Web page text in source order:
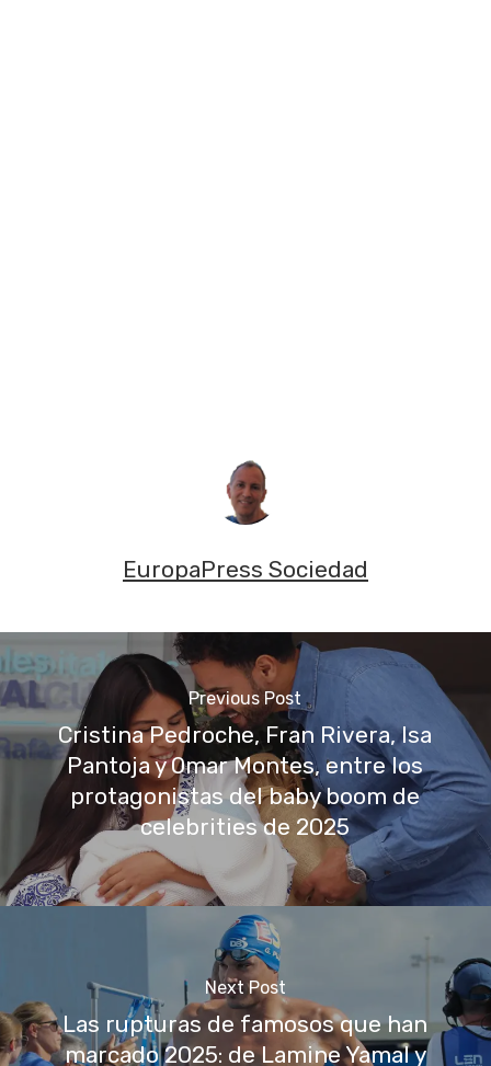
EuropaPress Sociedad
Previous Post
Cristina Pedroche, Fran Rivera, Isa
Pantoja y Omar Montes, entre los
protagonistas del baby boom de
celebrities de 2025
Next Post
Las rupturas de famosos que han
marcado 2025: de Lamine Yamal y